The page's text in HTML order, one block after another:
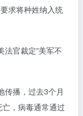
求将种姓纳入统
法官裁定”美军不
传播，过去3个月
，病毒通常通过